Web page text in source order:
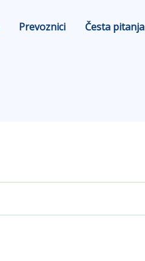
Prevoznici Česta pitanja